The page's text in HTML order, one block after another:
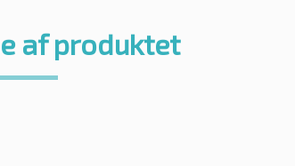
af produktet